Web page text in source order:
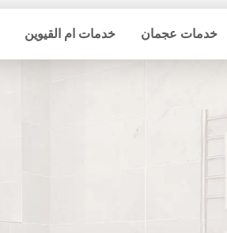
خدمات عجمان خدمات ام القيوين